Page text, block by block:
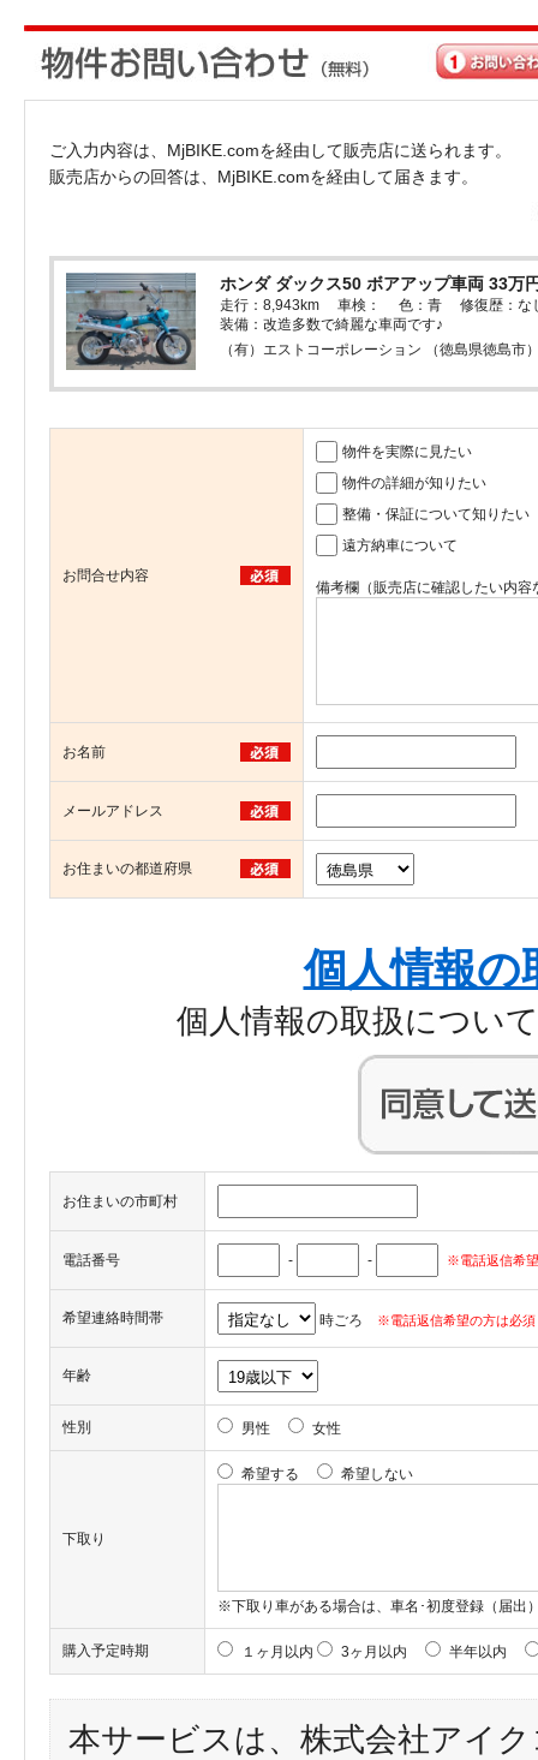
ご入力内容は、MjBIKE.comを経由して販売店に送られます。
販売店からの回答は、MjBIKE.comを経由して届きます。
ホンダ ダックス50 ボアアップ車両 33万
走行：8,943km 車検： 色：青 修復歴：な
装備：改造多数で綺麗な車両です♪
（有）エストコーポレーション （徳島県徳島市
お問合せ内容
物件を実際に見たい
物件の詳細が知りたい
整備・保証について知りたい
遠方納車について
備考欄（販売店に確認したい内
お名前
メールアドレス
お住まいの都道府県
個人情報の
個人情報の取扱につい
お住まいの市町村
電話番号 - - ※電話返信希
希望連絡時間帯 時ごろ ※電話返信希望の方は必須
年齢
性別 男性 女性
下取り
希望する 希望しない
※下取り車がある場合は、車名･初度登録（届出
購入予定時期 １ヶ月以内 3ヶ月以内 半年以内
本サービスは、株式会社アイ